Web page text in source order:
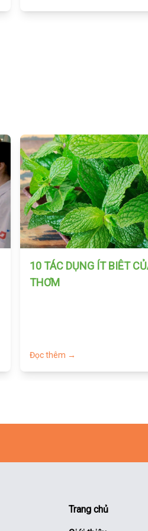
10 TÁC DỤNG ÍT BIÊT
THƠM
Đọc thêm →
Trang chủ